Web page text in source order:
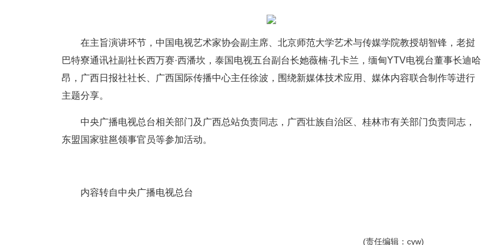
在主旨演讲环节，中国电视艺术家协会副主席、北京师范大学艺术与传媒学院教授胡智锋，老挝
巴特寮通讯社副社长西万赛·西潘坎，泰国电视五台副台长她薇楠·孔卡兰，缅甸YTV电视台董事长迪哈
昂，广西日报社社长、广西国际传播中心主任徐波，围绕新媒体技术应用、媒体内容联合制作等进行
主题分享。
中央广播电视总台相关部门及广西总站负责同志，广西壮族自治区、桂林市有关部门负责同志，
东盟国家驻邕领事官员等参加活动。
内容转自中央广播电视总台
(责任编辑：cyw)